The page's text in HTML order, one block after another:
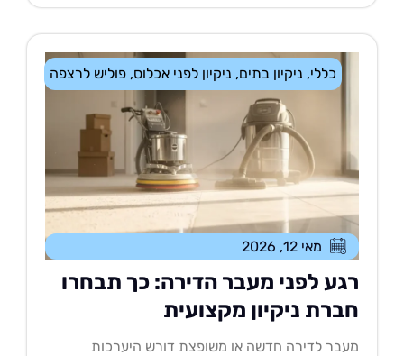
ניקיון בתים,ניקיון לפני אכלוס,פוליש לרצפה
מאי 12, 2026
לפני מעבר הדירה: כך תבחרו
ניקיון מקצועית
לדירה חדשה או משופצת דורש היערכות